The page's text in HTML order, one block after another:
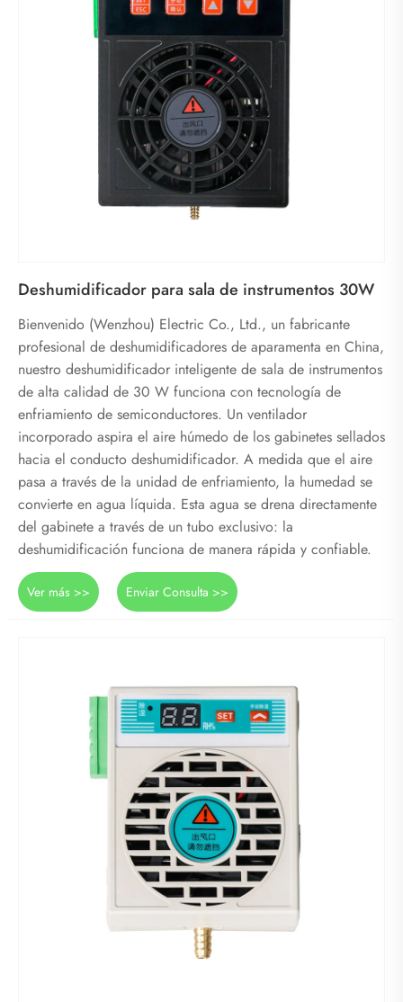
Deshumidificador para sala de instrumentos 30W
Bienvenido (Wenzhou) Electric Co., Ltd., un fabricante
profesional de deshumidificadores de aparamenta en China,
nuestro deshumidificador inteligente de sala de instrumentos
de alta calidad de 30 W funciona con tecnología de
enfriamiento de semiconductores. Un ventilador
incorporado aspira el aire húmedo de los gabinetes sellados
hacia el conducto deshumidificador. A medida que el aire
pasa a través de la unidad de enfriamiento, la humedad se
convierte en agua líquida. Esta agua se drena directamente
del gabinete a través de un tubo exclusivo: la
deshumidificación funciona de manera rápida y confiable.
Ver más >> Enviar Consulta >>